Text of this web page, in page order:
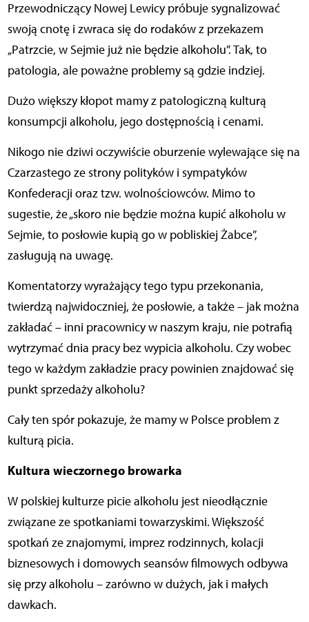
Przewodniczący Nowej Lewicy próbuje sygnalizować
swoją cnotę i zwraca się do rodaków z przekazem
„Patrzcie, w Sejmie już nie będzie alkoholu”. Tak, to
patologia, ale poważne problemy są gdzie indziej.
Dużo większy kłopot mamy z patologiczną kulturą
konsumpcji alkoholu, jego dostępnością i cenami.
Nikogo nie dziwi oczywiście oburzenie wylewające się na
Czarzastego ze strony polityków i sympatyków
Konfederacji oraz tzw. wolnościowców. Mimo to
sugestie, że „skoro nie będzie można kupić alkoholu w
Sejmie, to posłowie kupią go w pobliskiej Żabce”,
zasługują na uwagę.
Komentatorzy wyrażający tego typu przekonania,
twierdzą najwidoczniej, że posłowie, a także – jak można
zakładać – inni pracownicy w naszym kraju, nie potrafią
wytrzymać dnia pracy bez wypicia alkoholu. Czy wobec
tego w każdym zakładzie pracy powinien znajdować się
punkt sprzedaży alkoholu?
Cały ten spór pokazuje, że mamy w Polsce problem z
kulturą picia.
Kultura wieczornego browarka
W polskiej kulturze picie alkoholu jest nieodłącznie
związane ze spotkaniami towarzyskimi. Większość
spotkań ze znajomymi, imprez rodzinnych, kolacji
biznesowych i domowych seansów filmowych odbywa
się przy alkoholu – zarówno w dużych, jak i małych
dawkach.